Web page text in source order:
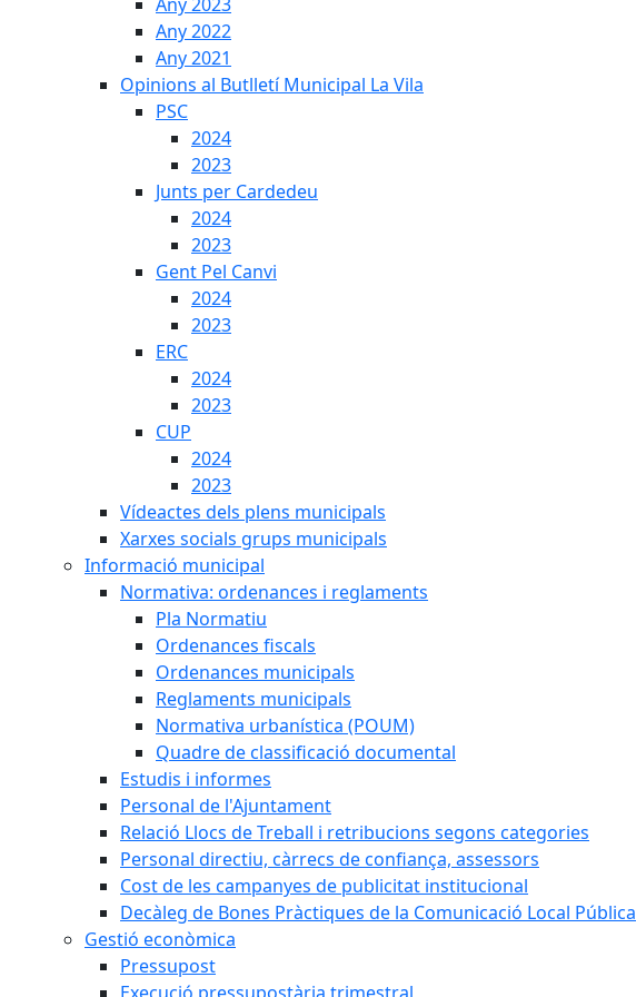
Any 2022
Any 2021
Opinions al Butlletí Municipal La Vila
PSC
2024
2023
Junts per Cardedeu
2024
2023
Gent Pel Canvi
2024
2023
ERC
2024
2023
CUP
2024
2023
Vídeactes dels plens municipals
Xarxes socials grups municipals
Informació municipal
Normativa: ordenances i reglaments
Pla Normatiu
Ordenances fiscals
Ordenances municipals
Reglaments municipals
Normativa urbanística (POUM)
Quadre de classificació documental
Estudis i informes
Personal de l'Ajuntament
Relació Llocs de Treball i retribucions segons categories
Personal directiu, càrrecs de confiança, assessors
Cost de les campanyes de publicitat institucional
Decàleg de Bones Pràctiques de la Comunicació Local Pública
Gestió econòmica
Pressupost